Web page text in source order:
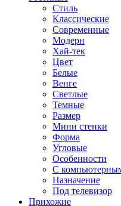
Стиль
Классические
Современные
Модерн
Хай-тек
Цвет
Белые
Венге
Светлые
Темные
Размер
Мини стенки
Форма
Угловые
Особенности
С
Назначение
Под телевизор
Прихожие